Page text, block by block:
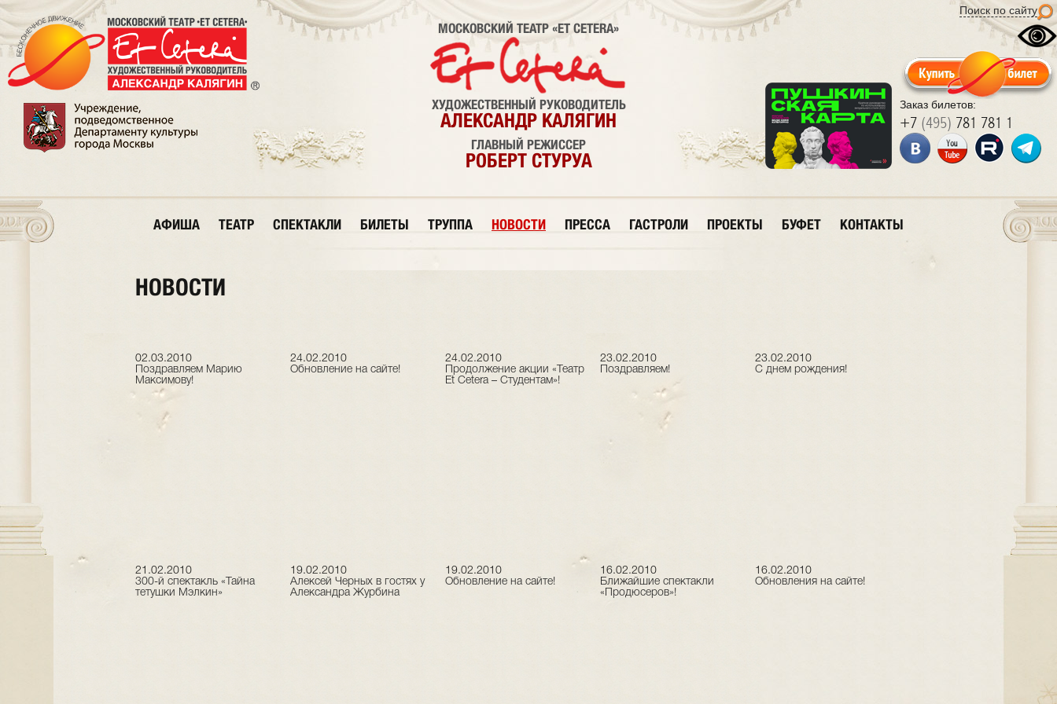
Поиск по сайту
Заказ билетов:
+7 (495) 781 781 1
МОСКОВСКИЙ ТЕАТР «ET CETERA»
ХУДОЖЕСТВЕННЫЙ РУКОВОДИТЕЛЬ
АЛЕКСАНДР КАЛЯГИН
ГЛАВНЫЙ РЕЖИССЕР
РОБЕРТ СТУРУА
АФИША ТЕАТР СПЕКТАКЛИ БИЛЕТЫ ТРУППА НОВОСТИ ПРЕССА ГАСТРОЛИ ПРОЕКТЫ БУФЕТ КОНТАКТЫ
НОВОСТИ
02.03.2010
Поздравляем Марию
Максимову!
24.02.2010
Обновление на сайте!
24.02.2010
Продолжение акции «Театр
Et Cetera – Студентам»!
23.02.2010
Поздравляем!
23.02.2010
С днем рождения!
21.02.2010
300-й спектакль «Тайна
тетушки Мэлкин»
19.02.2010
Алексей Черных в гостях у
Александра Журбина
19.02.2010
Обновление на сайте!
16.02.2010
Ближайшие спектакли
«Продюсеров»!
16.02.2010
Обновления на сайте!